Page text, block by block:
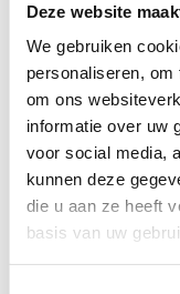
Deze website
We gebruiken
personaliseren,
om ons
informatie over uw
voor social media,
kunnen deze
die u aan ze heeft
basis van uw
Ook